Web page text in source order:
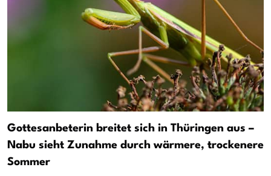
Gottesanbeterin breitet sich in Thüringen aus –
Nabu sieht Zunahme durch wärmere, trockenere
Sommer